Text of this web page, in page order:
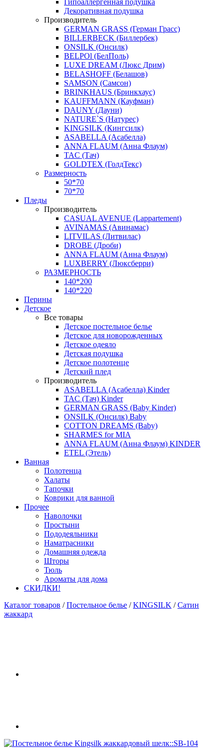
Гипоаллергенная подушка
Декоративная подушка
Производитель
GERMAN GRASS (Герман Грасс)
BILLERBECK (Биллербек)
ONSILK (Онсилк)
BELPOl (БелПоль)
LUXE DREAM (Люкс Дрим)
BELASHOFF (Белашов)
SAMSON (Самсон)
BRINKHAUS (Бринкхаус)
KAUFFMANN (Кауфман)
DAUNY (Дауни)
NATURE`S (Натурес)
KINGSILK (Кингсилк)
ASABELLA (Асабелла)
ANNA FLAUM (Анна Флаум)
TAC (Тач)
GOLDTEX (ГолдТекс)
Размерность
50*70
70*70
Пледы
Производитель
CASUAL AVENUE (Lappartement)
AVINAMAS (Авинамас)
LITVILAS (Литвилас)
DROBE (Дроби)
ANNA FLAUM (Анна Флаум)
LUXBERRY (Люксберри)
РАЗМЕРНОСТЬ
140*200
140*220
Перины
Детское
Все товары
Детское постельное белье
Детское для новорожденных
Детское одеяло
Детская подушка
Детское полотенце
Детский плед
Производитель
ASABELLA (Асабелла) Kinder
TAC (Тач) Kinder
GERMAN GRASS (Baby Kinder)
ONSILK (Онсилк) Baby
COTTON DREAMS (Baby)
SHARMES for MIA
ANNA FLAUM (Анна Флаум) KINDER
ETEL (Этель)
Ванная
Полотенца
Халаты
Тапочки
Коврики для ванной
Прочее
Наволочки
Простыни
Пододеяльники
Наматрасники
Домашняя одежда
Шторы
Тюль
Ароматы для дома
СКИДКИ!
Каталог товаров / Постельное белье / KINGSILK / Сатин
жаккард